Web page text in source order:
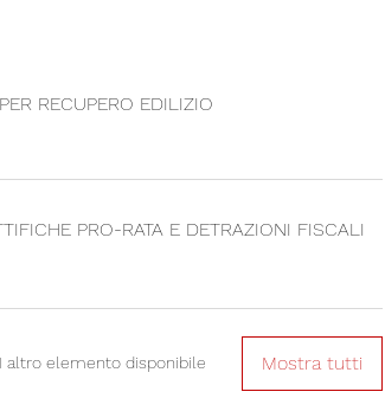
RECUPERO EDILIZIO
PRO-RATA E DETRAZIONI FISCALI
altro elemento disponibile Mostra tutti